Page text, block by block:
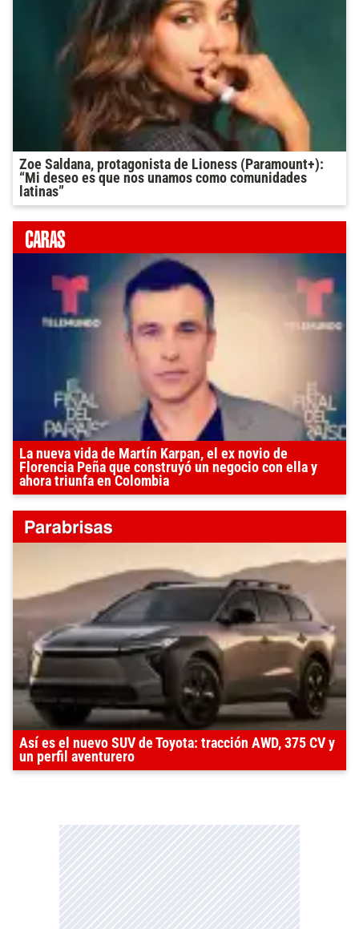
Zoe Saldana, protagonista de Lioness (Paramount+):
“Mi deseo es que nos unamos como comunidades
latinas”
La nueva vida de Martín Karpan, el ex novio de
Florencia Peña que construyó un negocio con ella y
ahora triunfa en Colombia
Así es el nuevo SUV de Toyota: tracción AWD, 375 CV y
un perfil aventurero